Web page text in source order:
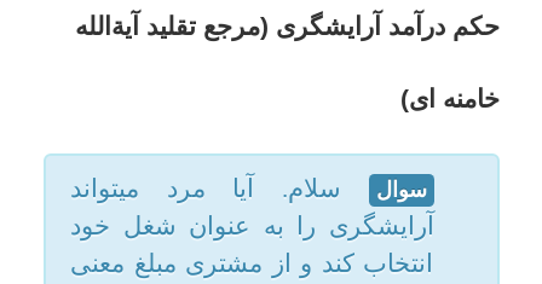
درباره ما
اعمال
سوال
سلام. آیا مرد میتواند
آرایشگری را به عنوان شغل خود
حاصل از آن را خرج خانواده کرد؟
مرجع تقلید: حضرت آیت الله العظمی
خامنه ای(مدظله)